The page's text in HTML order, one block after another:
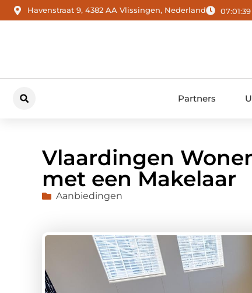
Havenstraat 9, 4382 AA Vlissingen, Nederland 07:01:40
Partners
Vlaardingen
met een Makelaar
Aanbiedingen